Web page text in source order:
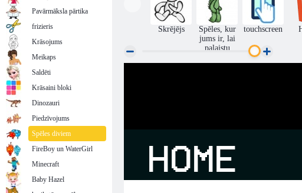
Skrējējs
Spēles, kur
jums ir, lai
palaistu
touchscreen
Pavārmāksla pārtika
frizieris
Krāsojums
Meikaps
Saldēti
Krāsaini bloki
Dinozauri
Piedzīvojums
Spēles diviem
FireBoy un WaterGirl
Minecraft
Baby Hazel